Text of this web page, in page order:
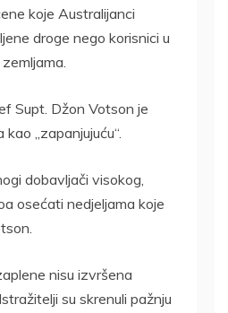
koje Australijanci
droge nego korisnici u
Supt. Džon Votson je
„zapanjujuću“.
dobavljači visokog,
osećati nedjeljama koje
nisu izvršena
su skrenuli pažnju